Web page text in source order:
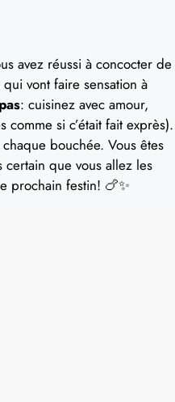
avez réussi à concocter de
qui vont faire sensation à
: cuisinez avec amour,
comme si c’était fait exprès).
bouchée. Vous êtes
certain que vous allez les
prochain festin! 🍗✨